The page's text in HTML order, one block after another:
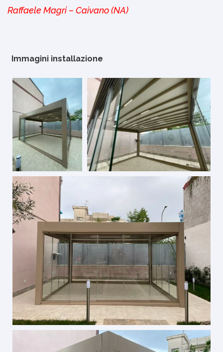
Raffaele Magri – Caivano (NA)
Immagini installazione